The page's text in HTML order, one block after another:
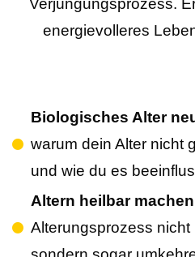
Verjüngungsprozess.
energievolleres
Biologisches Alter
warum dein Alter nicht
und wie du es
Altern heilbar
Alterungsprozess nicht